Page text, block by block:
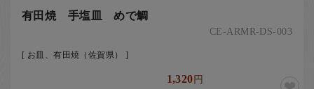
有田焼 手塩皿 めで鯛
CE-ARMR-DS-003
[ お皿、有田焼（佐賀県） ]
1,320円